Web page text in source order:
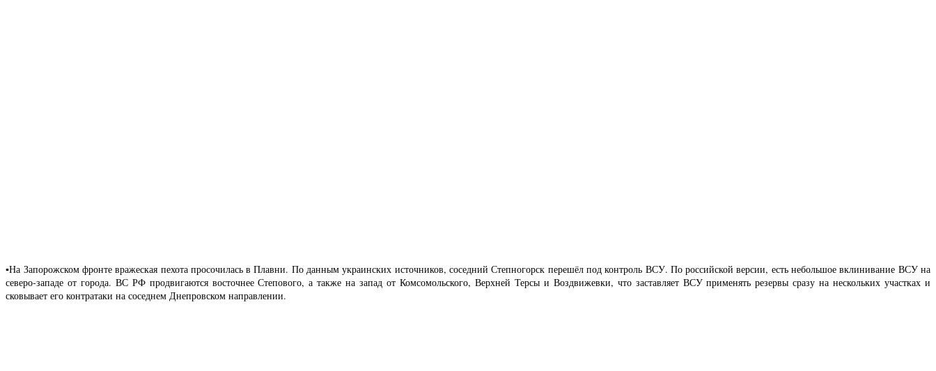
▪️На Запорожском фронте вражеская пехота просочилась в Плавни. По данным украинских источников, соседний Степногорск перешёл под контроль ВСУ. По российской версии, есть небольшое вклинивание ВСУ на
северо-западе от города. ВС РФ продвигаются восточнее Степового, а также на запад от Комсомольского, Верхней Терсы и Воздвижевки, что заставляет ВСУ применять резервы сразу на нескольких участках и
сковывает его контратаки на соседнем Днепровском направлении.